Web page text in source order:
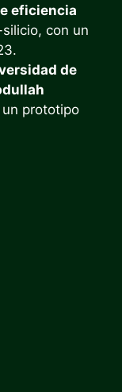
eficiencia
con un
de
prototipo